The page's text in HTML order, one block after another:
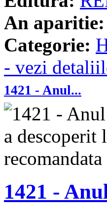
An aparitie:
Categorie:
- vezi
1421 - Anul...
1421 -